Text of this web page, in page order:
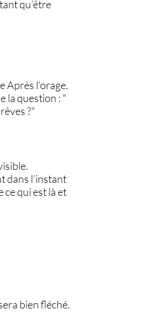
qu’être
Après l’orage.
la question : "
?"
dans l’instant
ce qui est là et
bien fléché.